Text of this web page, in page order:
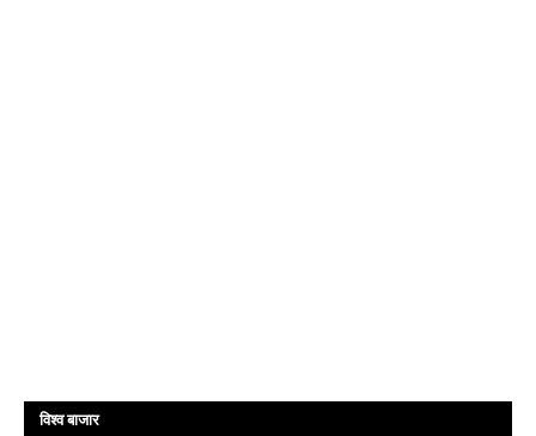
विश्व बाजार